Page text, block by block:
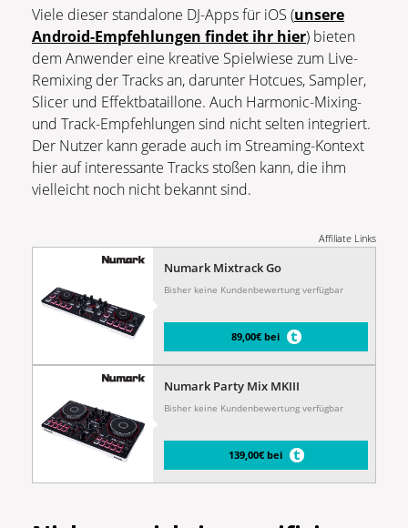
Viele dieser standalone DJ-Apps für iOS (unsere
Android-Empfehlungen findet ihr hier) bieten
dem Anwender eine kreative Spielwiese zum Live-
Remixing der Tracks an, darunter Hotcues, Sampler,
Slicer und Effektbataillone. Auch Harmonic-Mixing-
und Track-Empfehlungen sind nicht selten integriert.
Der Nutzer kann gerade auch im Streaming-Kontext
hier auf interessante Tracks stoßen kann, die ihm
vielleicht noch nicht bekannt sind.
Affiliate Links
Numark Mixtrack Go
Bisher keine Kundenbewertung verfügbar
89,00€ bei
Numark Party Mix MKIII
Bisher keine Kundenbewertung verfügbar
139,00€ bei